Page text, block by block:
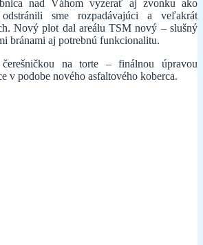
nad Váhom vyzerať aj zvonku ako
sme rozpadávajúci a veľakrát
Nový plot dal areálu TSM nový – slušný
bránami aj potrebnú funkcionalitu.
na torte – finálnou úpravou
v podobe nového asfaltového koberca.